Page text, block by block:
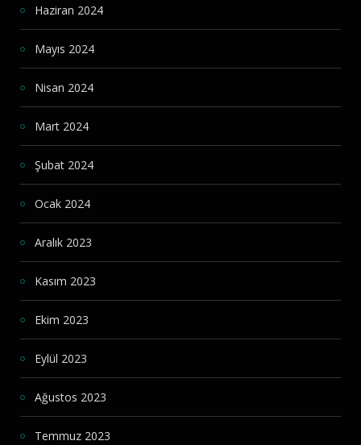
Haziran 2024
Mayıs 2024
Nisan 2024
Mart 2024
Şubat 2024
Ocak 2024
Aralık 2023
Kasım 2023
Ekim 2023
Eylül 2023
Ağustos 2023
Temmuz 2023